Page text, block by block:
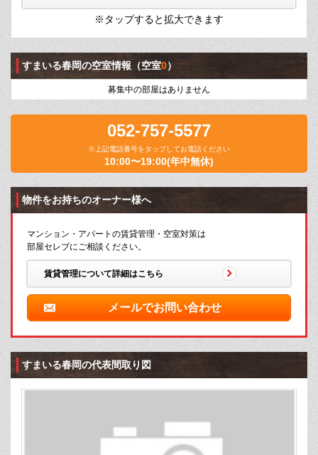
※タップすると拡大できます
すまいる春岡の空室情報（空室0）
募集中の部屋はありません
052-757-5577
※上記電話番号をタップしてお電話ください
10:00〜19:00(年中無休)
物件をお持ちのオーナー様へ
マンション・アパートの賃貸管理・空室対策は
部屋セレブにご相談ください。
賃貸管理について詳細はこちら
メールでお問い合わせ
すまいる春岡の代表間取り図